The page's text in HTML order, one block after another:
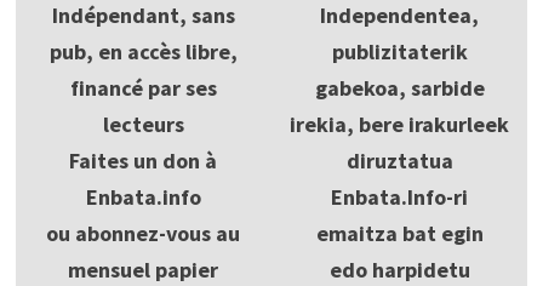
Indépendant, sans
pub, en accès libre,
financé par ses
lecteurs
Faites un don à
Enbata.info
ou abonnez-vous au
mensuel papier
Independentea,
publizitaterik
gabekoa, sarbide
irekia, bere irakurleek
diruztatua
Enbata.Info-ri
emaitza bat egin
edo harpidetu